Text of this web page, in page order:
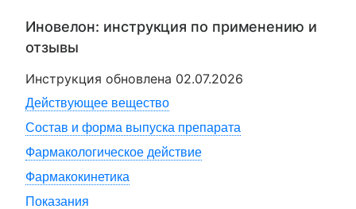
Иновелон: инструкция по применению и
отзывы
Инструкция обновлена 02.07.2026
Действующее вещество
Состав и форма выпуска препарата
Фармакологическое действие
Фармакокинетика
Показания